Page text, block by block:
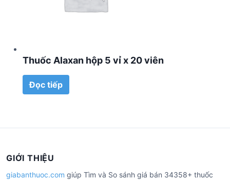
Thuốc Alaxan hộp 5 vỉ x 20 viên
Đọc tiếp
GIỚI THIỆU
giabanthuoc.com giúp Tìm và So sánh giá bán 34358+ thuốc